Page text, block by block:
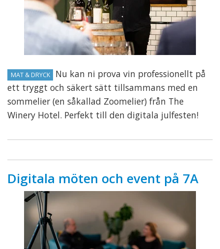
MAT & DRYCK
Nu kan ni prova vin professionellt på
ett tryggt och säkert sätt tillsammans med en
sommelier (en såkallad Zoomelier) från The
Winery Hotel. Perfekt till den digitala julfesten!
Digitala möten och event på 7A